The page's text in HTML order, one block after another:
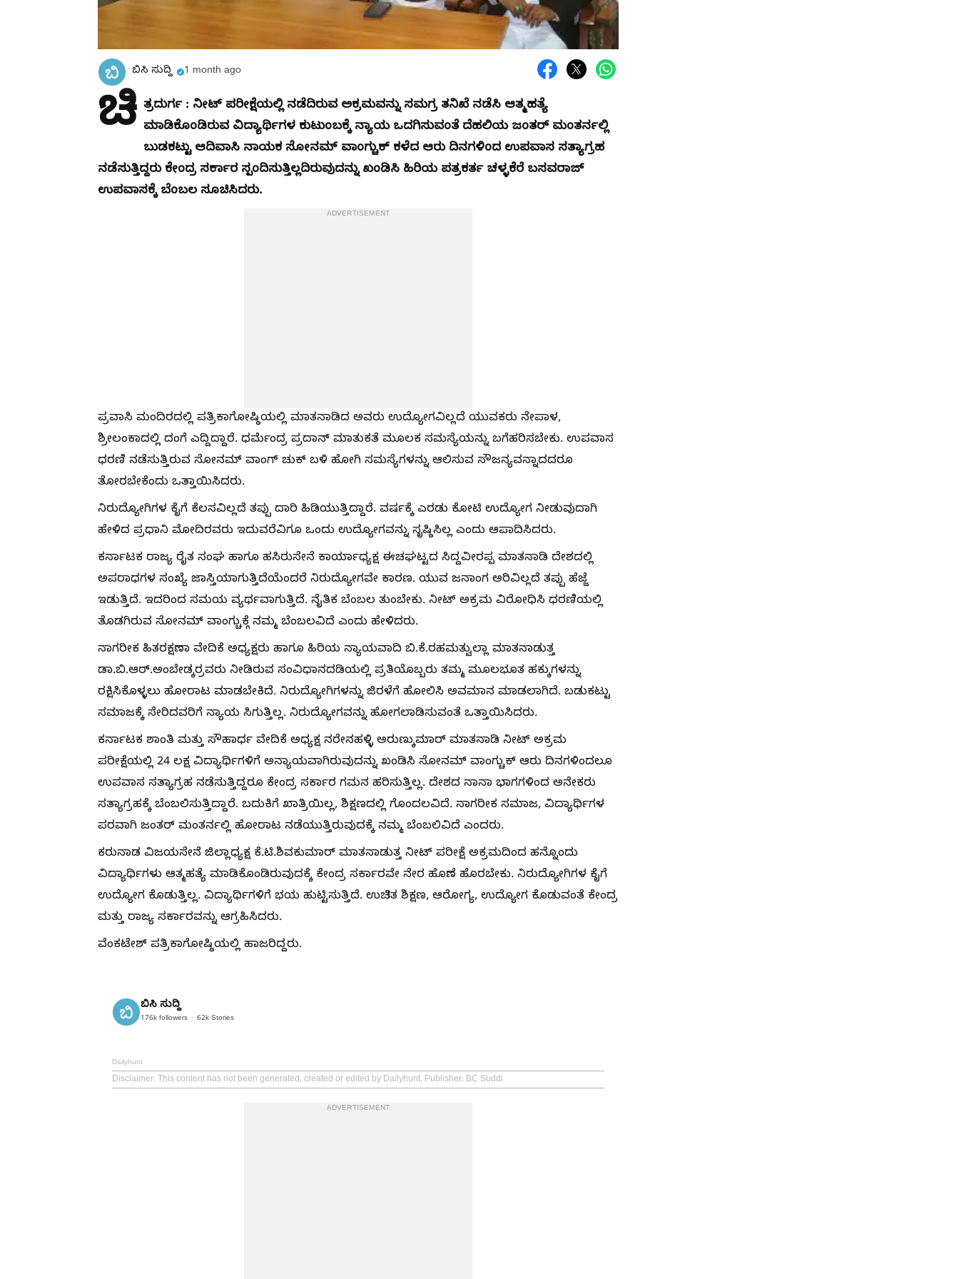
ಬಿಸಿ ಸುದ್ದಿ 1 month ago
ಚಿ ತ್ರದುರ್ಗ : ನೀಟ್ ಪರೀಕ್ಷೆಯಲ್ಲಿ ನಡೆದಿರುವ ಅಕ್ರಮವನ್ನು ಸಮಗ್ರ ತನಿಖೆ ನಡೆಸಿ ಆತ್ಮಹತ್ಯೆ
ಮಾಡಿಕೊಂಡಿರುವ ವಿದ್ಯಾರ್ಥಿಗಳ ಕುಟುಂಬಕ್ಕೆ ನ್ಯಾಯ ಒದಗಿಸುವಂತೆ ದೆಹಲಿಯ ಜಂತರ್ ಮಂತರ್ನಲ್ಲಿ
ಬುಡಕಟ್ಟು ಆದಿವಾಸಿ ನಾಯಕ ಸೋನಮ್ ವಾಂಗ್ಚುಕ್ ಕಳೆದ ಆರು ದಿನಗಳಿಂದ ಉಪವಾಸ ಸತ್ಯಾಗ್ರಹ
ನಡೆಸುತ್ತಿದ್ದರು ಕೇಂದ್ರ ಸರ್ಕಾರ ಸ್ಪಂದಿಸುತ್ತಿಲ್ಲದಿರುವುದನ್ನು ಖಂಡಿಸಿ ಹಿರಿಯ ಪತ್ರಕರ್ತ ಚಳ್ಳಕೆರೆ ಬಸವರಾಜ್
ಉಪವಾಸಕ್ಕೆ ಬೆಂಬಲ ಸೂಚಿಸಿದರು.
ADVERTISEMENT
ಪ್ರವಾಸಿ ಮಂದಿರದಲ್ಲಿ ಪತ್ರಿಕಾಗೋಷ್ಠಿಯಲ್ಲಿ ಮಾತನಾಡಿದ ಅವರು ಉದ್ಯೋಗವಿಲ್ಲದೆ ಯುವಕರು ನೇಪಾಳ,
ಶ್ರೀಲಂಕಾದಲ್ಲಿ ದಂಗೆ ಎದ್ದಿದ್ದಾರೆ. ಧರ್ಮೆಂದ್ರ ಪ್ರದಾನ್ ಮಾತುಕತೆ ಮೂಲಕ ಸಮಸ್ಯೆಯನ್ನು ಬಗೆಹರಿಸಬೇಕು. ಉಪವಾಸ
ಧರಣಿ ನಡೆಸುತ್ತಿರುವ ಸೋನಮ್ ವಾಂಗ್ ಚುಕ್ ಬಳಿ ಹೋಗಿ ಸಮಸ್ಯೆಗಳನ್ನು ಆಲಿಸುವ ಸೌಜನ್ಯವನ್ನಾದದರೂ
ತೋರಬೇಕೆಂದು ಒತ್ತಾಯಿಸಿದರು.
ನಿರುದ್ಯೋಗಿಗಳ ಕೈಗೆ ಕೆಲಸವಿಲ್ಲದೆ ತಪ್ಪು ದಾರಿ ಹಿಡಿಯುತ್ತಿದ್ದಾರೆ. ವರ್ಷಕ್ಕೆ ಎರಡು ಕೋಟಿ ಉದ್ಯೋಗ ನೀಡುವುದಾಗಿ
ಹೇಳಿದ ಪ್ರಧಾನಿ ಮೋದಿರವರು ಇದುವರೆವಿಗೂ ಒಂದು ಉದ್ಯೋಗವನ್ನು ಸೃಷ್ಠಿಸಿಲ್ಲ ಎಂದು ಆಪಾದಿಸಿದರು.
ಕರ್ನಾಟಕ ರಾಜ್ಯ ರೈತ ಸಂಘ ಹಾಗೂ ಹಸಿರುಸೇನೆ ಕಾರ್ಯಾಧ್ಯಕ್ಷ ಈಚಘಟ್ಟದ ಸಿದ್ದವೀರಪ್ಪ ಮಾತನಾಡಿ ದೇಶದಲ್ಲಿ
ಅಪರಾಧಗಳ ಸಂಖ್ಯೆ ಜಾಸ್ತಿಯಾಗುತ್ತಿದೆಯೆಂದರೆ ನಿರುದ್ಯೋಗವೇ ಕಾರಣ. ಯುವ ಜನಾಂಗ ಅರಿವಿಲ್ಲದೆ ತಪ್ಪು ಹೆಜ್ಜೆ
ಇಡುತ್ತಿದೆ. ಇದರಿಂದ ಸಮಯ ವ್ಯರ್ಥವಾಗುತ್ತಿದೆ. ನೈತಿಕ ಬೆಂಬಲ ತುಂಬೇಕು. ನೀಟ್ ಅಕ್ರಮ ವಿರೋಧಿಸಿ ಧರಣಿಯಲ್ಲಿ
ತೊಡಗಿರುವ ಸೋನಮ್ ವಾಂಗ್ಚುಕ್ಗೆ ನಮ್ಮ ಬೆಂಬಲವಿದೆ ಎಂದು ಹೇಳಿದರು.
ನಾಗರೀಕ ಹಿತರಕ್ಷಣಾ ವೇದಿಕೆ ಅಧ್ಯಕ್ಷರು ಹಾಗೂ ಹಿರಿಯ ನ್ಯಾಯವಾದಿ ಬಿ.ಕೆ.ರಹಮತ್ವುಲ್ಲಾ ಮಾತನಾಡುತ್ತ
ಡಾ.ಬಿ.ಆರ್.ಅಂಬೇಡ್ಕರ್ರವರು ನೀಡಿರುವ ಸಂವಿಧಾನದಡಿಯಲ್ಲಿ ಪ್ರತಿಯೊಬ್ಬರು ತಮ್ಮ ಮೂಲಭೂತ ಹಕ್ಕುಗಳನ್ನು
ರಕ್ಷಿಸಿಕೊಳ್ಳಲು ಹೋರಾಟ ಮಾಡಬೇಕಿದೆ. ನಿರುದ್ಯೋಗಿಗಳನ್ನು ಜಿರಳೆಗೆ ಹೋಲಿಸಿ ಅವಮಾನ ಮಾಡಲಾಗಿದೆ. ಬಡುಕಟ್ಟು
ಸಮಾಜಕ್ಕೆ ಸೇರಿದವರಿಗೆ ನ್ಯಾಯ ಸಿಗುತ್ತಿಲ್ಲ. ನಿರುದ್ಯೋಗವನ್ನು ಹೋಗಲಾಡಿಸುವಂತೆ ಒತ್ತಾಯಿಸಿದರು.
ಕರ್ನಾಟಕ ಶಾಂತಿ ಮತ್ತು ಸೌಹಾರ್ಧ ವೇದಿಕೆ ಅಧ್ಯಕ್ಷ ನರೇನಹಳ್ಳಿ ಅರುಣ್ಕುಮಾರ್ ಮಾತನಾಡಿ ನೀಟ್ ಅಕ್ರಮ
ಪರೀಕ್ಷೆಯಲ್ಲಿ 24 ಲಕ್ಷ ವಿದ್ಯಾರ್ಥಿಗಳಿಗೆ ಅನ್ಯಾಯವಾಗಿರುವುದನ್ನು ಖಂಡಿಸಿ ಸೋನಮ್ ವಾಂಗ್ಚುಕ್ ಆರು ದಿನಗಳಿಂದಲೂ
ಉಪವಾಸ ಸತ್ಯಾಗ್ರಹ ನಡೆಸುತ್ತಿದ್ದರೂ ಕೇಂದ್ರ ಸರ್ಕಾರ ಗಮನ ಹರಿಸುತ್ತಿಲ್ಲ. ದೇಶದ ನಾನಾ ಭಾಗಗಳಿಂದ ಅನೇಕರು
ಸತ್ಯಾಗ್ರಹಕ್ಕೆ ಬೆಂಬಲಿಸುತ್ತಿದ್ದಾರೆ. ಬದುಕಿಗೆ ಖಾತ್ರಿಯಿಲ್ಲ, ಶಿಕ್ಷಣದಲ್ಲಿ ಗೊಂದಲವಿದೆ. ನಾಗರೀಕ ಸಮಾಜ, ವಿದ್ಯಾರ್ಥಿಗಳ
ಪರವಾಗಿ ಜಂತರ್ ಮಂತರ್ನಲ್ಲಿ ಹೋರಾಟ ನಡೆಯುತ್ತಿರುವುದಕ್ಕೆ ನಮ್ಮ ಬೆಂಬಲಿವಿದೆ ಎಂದರು.
ಕರುನಾಡ ವಿಜಯಸೇನೆ ಜಿಲ್ಲಾಧ್ಯಕ್ಷ ಕೆ.ಟಿ.ಶಿವಕುಮಾರ್ ಮಾತನಾಡುತ್ತ ನೀಟ್ ಪರೀಕ್ಷೆ ಅಕ್ರಮದಿಂದ ಹನ್ನೊಂದು
ವಿದ್ಯಾರ್ಥಿಗಳು ಆತ್ಮಹತ್ಯೆ ಮಾಡಿಕೊಂಡಿರುವುದಕ್ಕೆ ಕೇಂದ್ರ ಸರ್ಕಾರವೇ ನೇರ ಹೊಣೆ ಹೊರಬೇಕು. ನಿರುದ್ಯೋಗಿಗಳ ಕೈಗೆ
ಉದ್ಯೋಗ ಕೊಡುತ್ತಿಲ್ಲ. ವಿದ್ಯಾರ್ಥಿಗಳಿಗೆ ಭಯ ಹುಟ್ಟಿಸುತ್ತಿದೆ. ಉಚಿತ ಶಿಕ್ಷಣ, ಆರೋಗ್ಯ, ಉದ್ಯೋಗ ಕೊಡುವಂತೆ ಕೇಂದ್ರ
ಮತ್ತು ರಾಜ್ಯ ಸರ್ಕಾರವನ್ನು ಆಗ್ರಹಿಸಿದರು.
ವೆಂಕಟೇಶ್ ಪತ್ರಿಕಾಗೋಷ್ಠಿಯಲ್ಲಿ ಹಾಜರಿದ್ದರು.
ಬಿಸಿ ಸುದ್ದಿ
176k followers 62k Stories
Dailyhunt
Disclaimer: This content has not been generated, created or edited by Dailyhunt. Publisher: BC Suddi
ADVERTISEMENT